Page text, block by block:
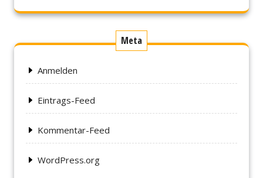
Meta
Anmelden
Eintrags-Feed
Kommentar-Feed
WordPress.org